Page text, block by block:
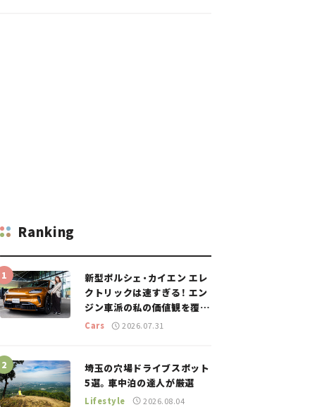
Ranking
新型ポルシェ・カイエン エレ
クトリックは速すぎる！ エン
ジン車派の私の価値観を覆し
た、新しいポルシェの走り。
Cars 2026.07.31
埼玉の穴場ドライブスポット
5選。車中泊の達人が厳選
Lifestyle 2026.08.04